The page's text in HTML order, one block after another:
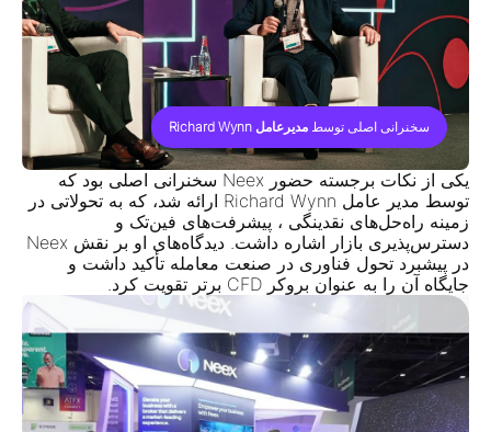
سخنرانی اصلی توسط مدیرعامل Richard Wynn
یکی از نکات برجسته حضور Neex سخنرانی اصلی بود که
توسط مدیر عامل Richard Wynn ارائه شد، که به تحولاتی در
زمینه راه‌حل‌های نقدینگی ، پیشرفت‌های فین‌تک و
دسترس‌پذیری بازار اشاره داشت. دیدگاه‌های او بر نقش Neex
در پیشبرد تحول فناوری در صنعت معامله تأکید داشت و
جایگاه آن را به عنوان بروکر CFD برتر تقویت کرد.